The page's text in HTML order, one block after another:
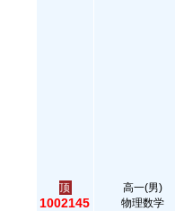
顶
1002145
高一(男)
物理数学